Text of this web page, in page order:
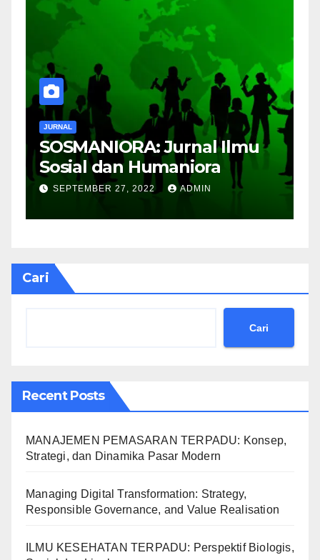
JURNAL
SOSMANIORA: Jurnal Ilmu
Sosial dan Humaniora
SEPTEMBER 27, 2022 ADMIN
Cari
Cari
Recent Posts
MANAJEMEN PEMASARAN TERPADU: Konsep,
Strategi, dan Dinamika Pasar Modern
Managing Digital Transformation: Strategy,
Responsible Governance, and Value Realisation
ILMU KESEHATAN TERPADU: Perspektif Biologis,